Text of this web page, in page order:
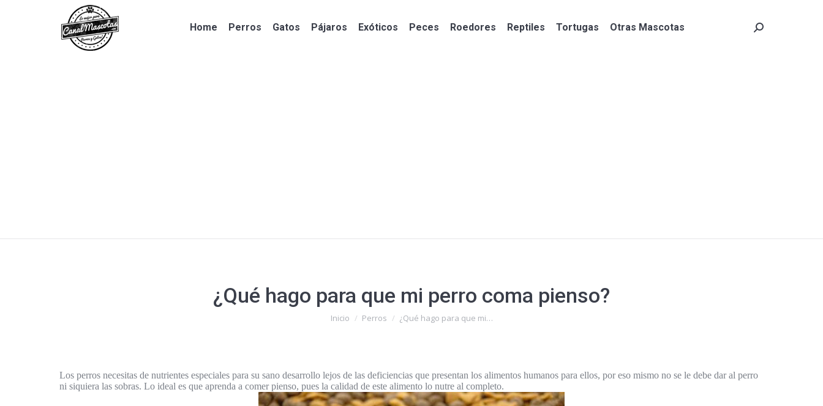
Home Perros Gatos Pájaros Exóticos Peces Roedores Reptiles Tortugas Otras Mascotas Search:
¿Qué hago para que mi perro coma pienso?
Estás aquí:
Inicio Perros ¿Qué hago para que mi…
Los perros necesitas de nutrientes especiales para su sano desarrollo lejos de las deficiencias que presentan los alimentos humanos para ellos, por eso mismo no se le debe dar al perro
ni siquiera las sobras. Lo ideal es que aprenda a comer pienso, pues la calidad de este alimento lo nutre al completo.
Home Perros Gatos Pájaros Exóticos Peces Roedores Reptiles Tortugas Otras Mascotas Search: